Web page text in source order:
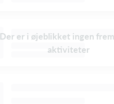
Der er i øjeblikket ingen
aktiviteter